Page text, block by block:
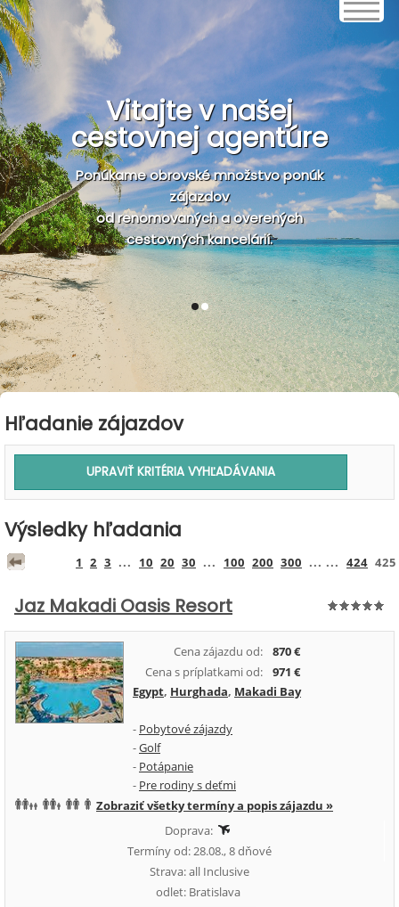
Vitajte v našej
cestovnej agentúre
Ponúkame obrovské množstvo ponúk
zájazdov
od renomovaných a overených
cestovných kancelárií.
1 2
Hľadanie zájazdov
Výsledky hľadania
1 2 3 ... 10 20 30 ... 100 200 300 ... ... 424 425
Jaz Makadi Oasis Resort
Cena zájazdu od:
870 €
Cena s príplatkami od:
971 €
Egypt, Hurghada, Makadi Bay
- Pobytové zájazdy
-Golf
- Potápanie
- Pre rodiny s deťmi
Zobraziť všetky termíny a popis zájazdu »
Doprava:
Termíny od: 28.08., 8 dňové
Strava: all Inclusive
odlet: Bratislava